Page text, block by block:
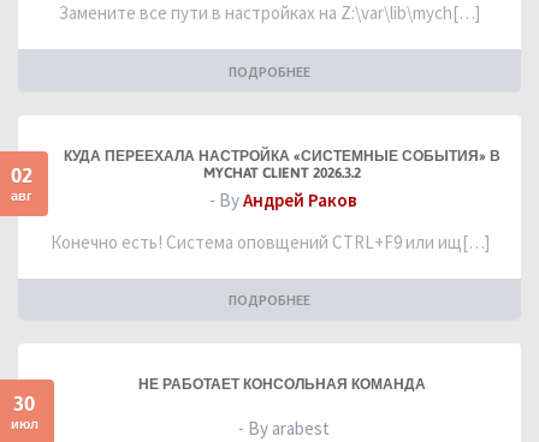
Замените все пути в настройках на Z:\var\lib\mych[…]
ПОДРОБНЕЕ
02
авг
КУДА ПЕРЕЕХАЛА НАСТРОЙКА «СИСТЕМНЫЕ СОБЫТИЯ» В
MYCHAT CLIENT 2026.3.2
- ByАндрей Раков
Конечно есть! Система оповщений CTRL+F9 или ищ[…]
ПОДРОБНЕЕ
30
июл
НЕ РАБОТАЕТ КОНСОЛЬНАЯ КОМАНДА
- By arabest